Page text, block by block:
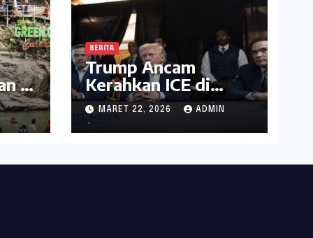
8
BERITA
Trump Ancam
Kerahkan ICE di
Bandara Dana
Tertahan
MARET 22, 2026 ADMIN